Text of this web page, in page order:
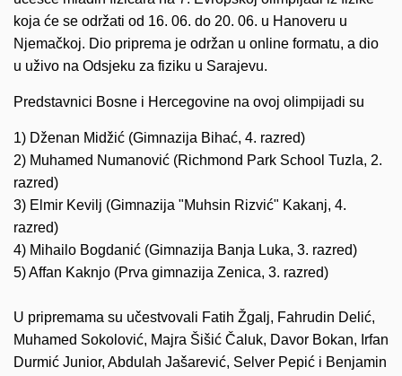
koja će se održati od 16. 06. do 20. 06. u Hanoveru u
Njemačkoj. Dio priprema je održan u online formatu, a dio
u uživo na Odsjeku za fiziku u Sarajevu.
Predstavnici Bosne i Hercegovine na ovoj olimpijadi su
1) Dženan Midžić (Gimnazija Bihać, 4. razred)
2) Muhamed Numanović (Richmond Park School Tuzla, 2.
razred)
3) Elmir Kevilj (Gimnazija "Muhsin Rizvić" Kakanj, 4.
razred)
4) Mihailo Bogdanić (Gimnazija Banja Luka, 3. razred)
5) Affan Kaknjo (Prva gimnazija Zenica, 3. razred)
U pripremama su učestvovali Fatih Žgalj, Fahrudin Delić,
Muhamed Sokolović, Majra Šišić Čaluk, Davor Bokan, Irfan
Durmić Junior, Abdulah Jašarević, Selver Pepić i Benjamin